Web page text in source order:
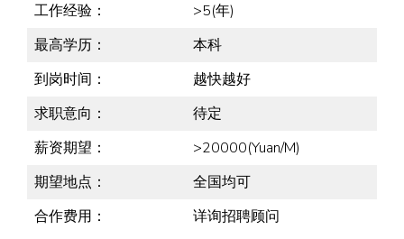
工作经验：
>5(年)
最高学历：
本科
到岗时间：
越快越好
求职意向：
待定
薪资期望：
>20000(Yuan/M)
期望地点：
全国均可
合作费用：
详询招聘顾问